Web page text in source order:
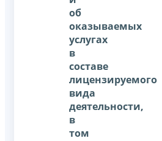
об
оказываемых
услугах
в
составе
лицензируемого
вида
деятельности,
в
том